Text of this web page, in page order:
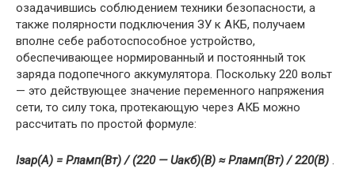
озадачившись соблюдением техники безопасности, а
также полярности подключения ЗУ к АКБ, получаем
вполне себе работоспособное устройство,
обеспечивающее нормированный и постоянный ток
заряда подопечного аккумулятора. Поскольку 220 вольт
— это действующее значение переменного напряжения
сети, то силу тока, протекающую через АКБ можно
рассчитать по простой формуле:
Iзар(А) = Pламп(Вт) / (220 — Uакб)(В) ≈ Pламп(Вт) / 220(В) .